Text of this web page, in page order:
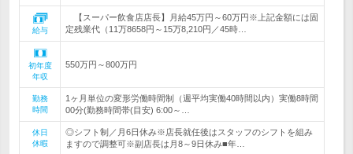
給与
【スーパー飲食店店長】月給45万円～60万円※上記金額には固
定残業代（11万8658円～15万8,210円／45時…
初年度
年収
550万円～800万円
勤務
時間
1ヶ月単位の変形労働時間制（週平均実働40時間以内）実働8時間
00分(勤務時間帯(目安) 6:00～…
休日
休暇
◎シフト制／月6日休み※店長就任後はスタッフのシフトを組み
ますので調整可※副店長は月8～9日休み■年…